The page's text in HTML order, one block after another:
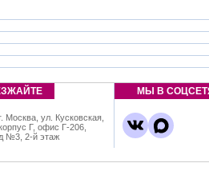
Москва, ул. Кусковская,
Г, офис Г-206,
№3, 2-й этаж
МЫ В